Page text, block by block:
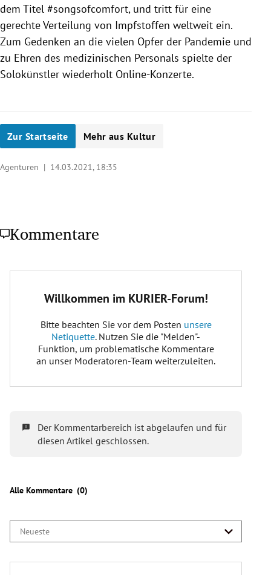
dem Titel #songsofcomfort, und tritt für eine
gerechte Verteilung von Impfstoffen weltweit ein.
Zum Gedenken an die vielen Opfer der Pandemie und
zu Ehren des medizinischen Personals spielte der
Solokünstler wiederholt Online-Konzerte.
Zur Startseite Mehr aus Kultur
Agenturen | 14.03.2021, 18:35
Kommentare